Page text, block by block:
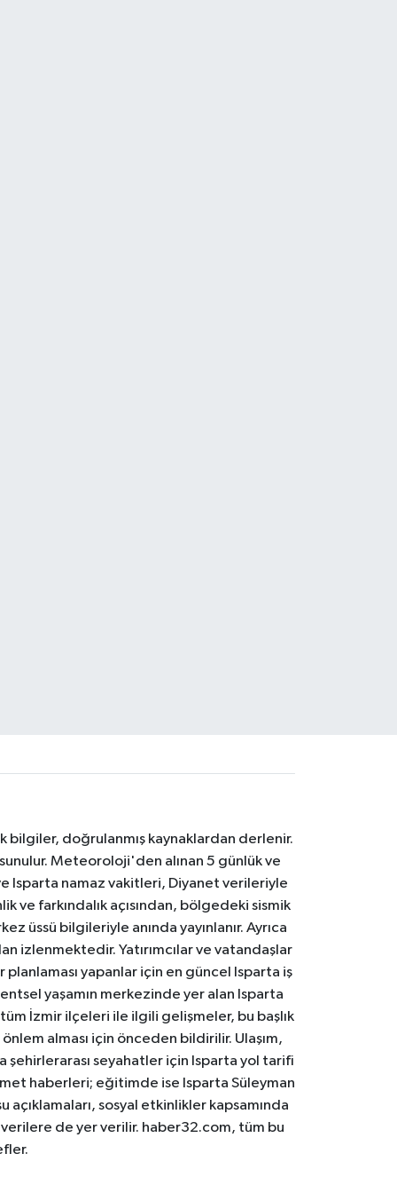
bilgiler, doğrulanmış kaynaklardan derlenir.
Meteoroloji'den alınan 5 günlük ve
Isparta namaz vakitleri, Diyanet verileriyle
ve farkındalık açısından, bölgedeki sismik
üssü bilgileriyle anında yayınlanır. Ayrıca
izlenmektedir. Yatırımcılar ve vatandaşlar
planlaması yapanlar için en güncel Isparta iş
yaşamın merkezinde yer alan Isparta
tüm İzmir ilçeleri ile ilgili gelişmeler, bu başlık
alması için önceden bildirilir. Ulaşım,
şehirlerarası seyahatler için Isparta yol tarifi
haberleri; eğitimde ise Isparta Süleyman
sosyal etkinlikler kapsamında
de yer verilir. haber32.com, tüm bu